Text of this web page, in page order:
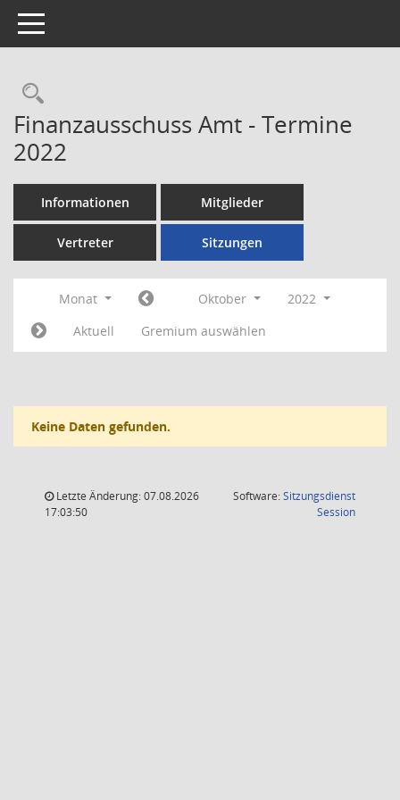
Toggle navigation
Rechercheauswahl
Finanzausschuss Amt - Termine
2022
Informationen Mitglieder
Vertreter Sitzungen
Monat Oktober
2022
Aktuell
Gremium auswählen
Keine Daten gefunden.
Letzte Änderung: 07.08.2026
17:03:50
Software:Sitzungsdienst
Session(Wird in